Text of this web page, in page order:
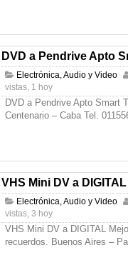
DVD a Pendrive Apto
Electrónica, Audio y Video
vistas, 1 hoy
DVD a Pendrive Apto Smart
Centenario – Caba Tel.
VHS Mini DV a
Electrónica, Audio y Video
vistas, 3 hoy
VHS Mini DV a DIGITAL
recuerdos. Buenos Aires –